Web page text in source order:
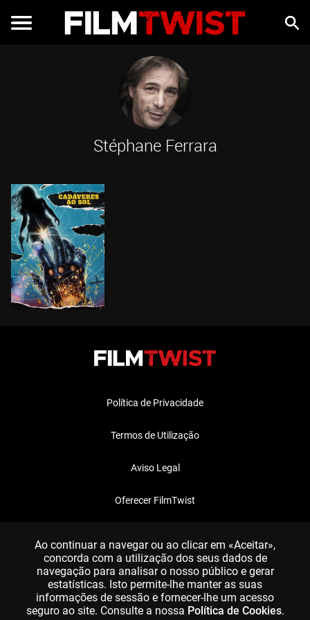
Stéphane Ferrara
Política de Privacidade
Termos de Utilização
Aviso Legal
Oferecer FilmTwist
Ao continuar a navegar ou ao clicar em «Aceitar»,
concorda com a utilização dos seus dados de
navegação para analisar o nosso público e gerar
estatísticas. Isto permite-lhe manter as suas
informações de sessão e fornecer-lhe um acesso
seguro ao site. Consulte a nossa Política de Cookies.